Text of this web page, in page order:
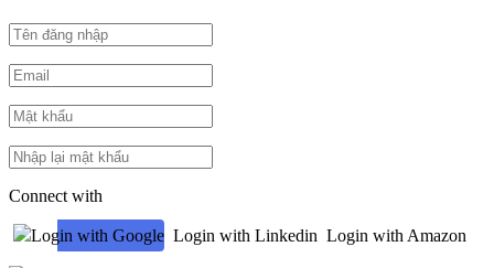
Connect with
Login with Google Login with Linkedin Login with Amazon